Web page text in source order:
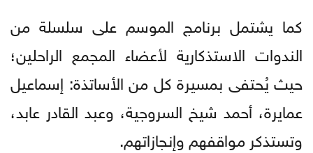
كما يشتمل برنامج الموسم على سلسلة من
الندوات الاستذكارية لأعضاء المجمع الراحلين؛
حيث يُحتفى بمسيرة كل من الأساتذة: إسماعيل
عمايرة، أحمد شيخ السروجية، وعبد القادر عابد،
وتستذكر مواقفهم وإنجازاتهم.